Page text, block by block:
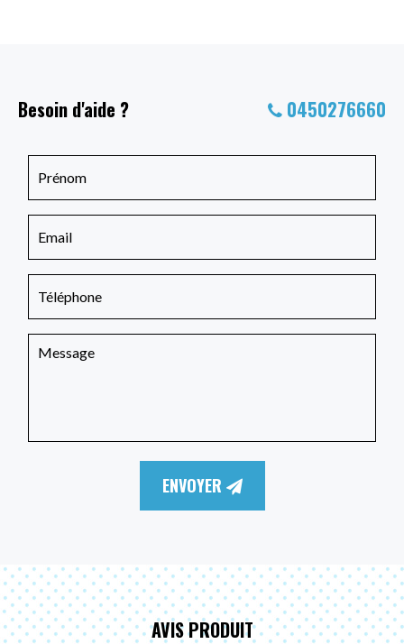
Besoin d'aide ? 0450276660
ENVOYER
AVIS PRODUIT